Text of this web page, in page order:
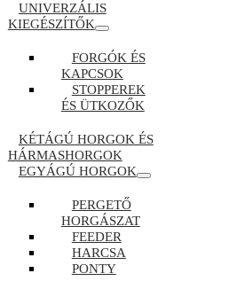
UNIVERZÁLIS
KIEGÉSZÍTŐK
FORGÓK ÉS
KAPCSOK
STOPPEREK
ÉS ÜTKOZŐK
KÉTÁGÚ HORGOK ÉS
HÁRMASHORGOK
EGYÁGÚ HORGOK
PERGETŐ
HORGÁSZAT
FEEDER
HARCSA
PONTY